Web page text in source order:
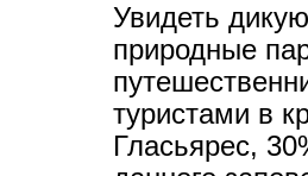
Увидеть
природные
туристами в
Гласьярес,